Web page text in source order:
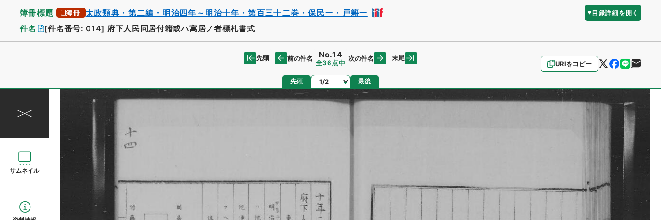
簿冊標題 簿冊 太政類典・第二編・明治四年～明治十年・第百三十二巻・保民一・戸籍一 目録詳細を開く
件名 [件名番号: 014] 府下人民同居付籍或ハ寓居ノ者標札書式
URIをコピー
先頭 前の件名 No.14
全36点中
次の件名 末尾
先頭 ページ 最後
サムネイル